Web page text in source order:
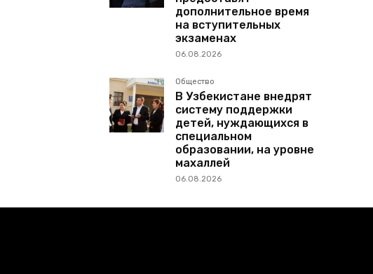
дополнительное время
на вступительных
экзаменах
06.08.2026
Общество
В Узбекистане внедрят
систему поддержки
детей, нуждающихся в
специальном
образовании, на уровне
махаллей
06.08.2026